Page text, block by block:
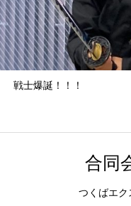
戦士爆誕！！！
合同
つくばエク